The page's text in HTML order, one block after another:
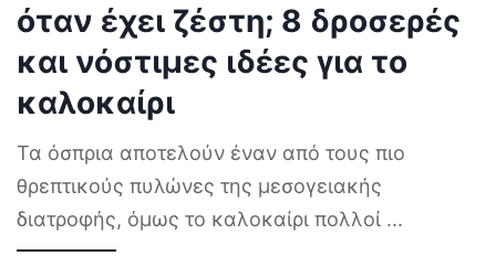
όταν έχει ζέστη; 8 δροσερές
και νόστιμες ιδέες για το
καλοκαίρι
Τα όσπρια αποτελούν έναν από τους πιο
θρεπτικούς πυλώνες της μεσογειακής
διατροφής, όμως το καλοκαίρι πολλοί ...